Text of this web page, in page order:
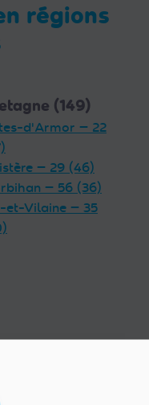
régions
(149)
d'Armor — 22
— 29 (46)
— 56 (36)
et-Vilaine — 35